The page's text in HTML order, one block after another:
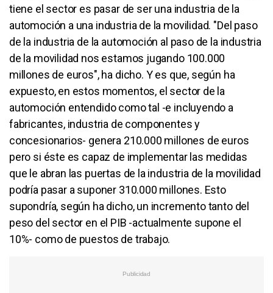
tiene el sector es pasar de ser una industria de la
automoción a una industria de la movilidad. "Del paso
de la industria de la automoción al paso de la industria
de la movilidad nos estamos jugando 100.000
millones de euros", ha dicho. Y es que, según ha
expuesto, en estos momentos, el sector de la
automoción entendido como tal -e incluyendo a
fabricantes, industria de componentes y
concesionarios- genera 210.000 millones de euros
pero si éste es capaz de implementar las medidas
que le abran las puertas de la industria de la movilidad
podría pasar a suponer 310.000 millones. Esto
supondría, según ha dicho, un incremento tanto del
peso del sector en el PIB -actualmente supone el
10%- como de puestos de trabajo.